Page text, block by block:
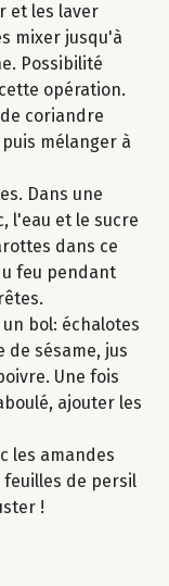
et les laver
mixer jusqu'à
Possibilité
opération.
coriandre
mélanger à
Dans une
l'eau et le sucre
dans ce
feu pendant
bol: échalotes
de sésame, jus
Une fois
ajouter les
les amandes
feuilles de persil
!